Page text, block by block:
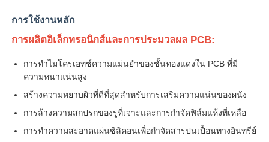
บ้าน
ผลิตภัณฑ์
วิดีโอ
เกี่ยวกับเรา
การใช้งานหลัก
การผลิตอิเล็กทรอนิกส์และการประมวลผล PCB:
การทําไมโครเอทช์ความแม่นยําของชั้นทองแดงใน PCB ที่มี
ความหนาแน่นสูง
สร้างความหยาบผิวที่ดีที่สุดสําหรับการเสริมความแน่นของผนัง
การล้างความสกปรกของรูที่เจาะและการกําจัดฟิล์มแห้งที่เหลือ
การทําความสะอาดแผ่นซิลิคอนเพื่อกําจัดสารปนเปื้อนทางอินทรีย์